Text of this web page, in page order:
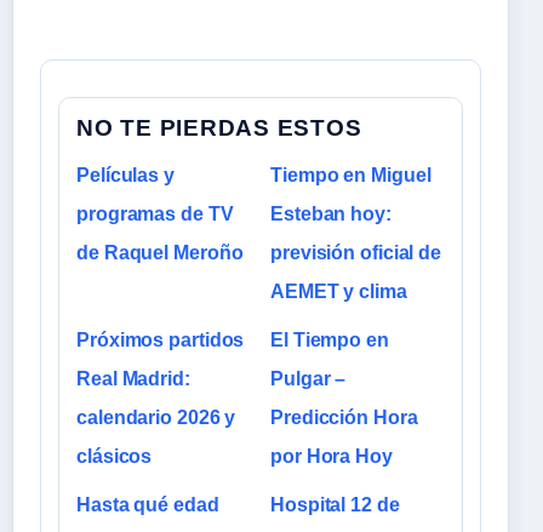
NO TE PIERDAS ESTOS
Películas y
programas de TV
de Raquel Meroño
Tiempo en Miguel
Esteban hoy:
previsión oficial de
AEMET y clima
Próximos partidos
Real Madrid:
calendario 2026 y
clásicos
El Tiempo en
Pulgar –
Predicción Hora
por Hora Hoy
Hasta qué edad
Hospital 12 de